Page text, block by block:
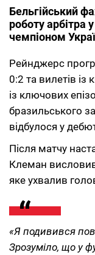
Бельгійський
роботу арбітра
чемпіоном
Рейнджерс
0:2 та вилетів із
із ключових
бразильського
відбулося у
Після матчу
Клеман
яке ухвалив
«Я подивився
Зрозуміло, що у